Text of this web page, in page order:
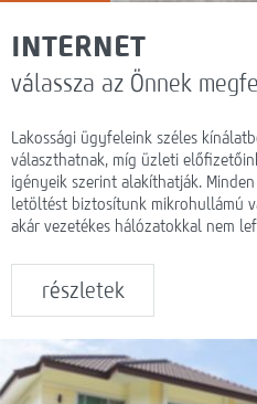
INTERNET
válassza az Önnek
Lakossági ügyfeleink széles
választhatnak, míg üzleti
igényeik szerint alakíthatják.
letöltést biztosítunk mikrohullámú
akár vezetékes hálózatokkal nem
részletek